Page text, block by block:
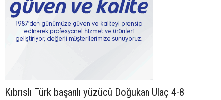
Kıbrıslı Türk başarılı yüzücü Doğukan Ulaç 4-8